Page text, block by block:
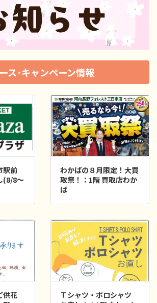
ス･キャンペーン情報
わかばの８月限定！大買
取祭！：1階 買取店わか
Ｔシャツ・ポロシャツ
☆夏休み短期水
☆：3F OSSU